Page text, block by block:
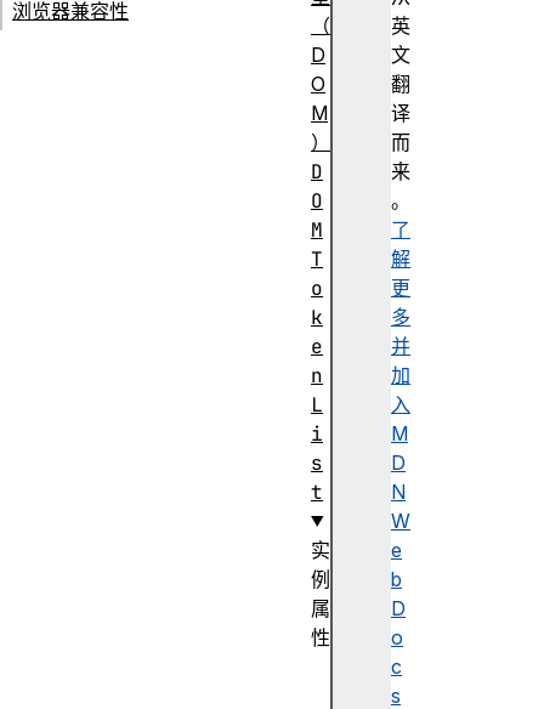
英
文
翻
译
而
来
。
了
解
更
多
并
加
入
M
D
N
W
e
b
D
o
c
s
浏览器兼容性
（
D
O
M
）
D
O
M
T
o
k
e
n
L
i
s
t
实
例
属
性